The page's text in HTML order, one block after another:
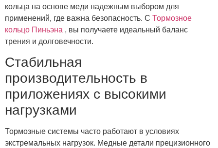
кольца на основе меди надежным выбором для
применений, где важна безопасность. С Тормозное
кольцо Пиньэна , вы получаете идеальный баланс
трения и долговечности.
Стабильная
производительность в
приложениях с высокими
нагрузками
Тормозные системы часто работают в условиях
экстремальных нагрузок. Медные детали прецизионного